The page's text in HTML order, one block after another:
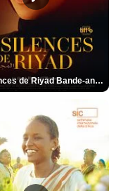
Les Silences de Riyad Bande-annonce VO STFR